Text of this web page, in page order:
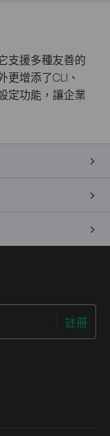
支援多種友善的
更增添了CLI、
定功能，讓企業
註冊